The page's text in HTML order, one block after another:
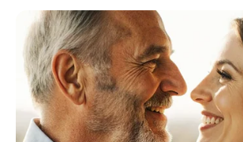
Comissão de Saúde.
Projeto de Lei da
40% para ACS e ACE
votação na Comissão
07:01 Acs e ACE,Insalubridade Notícia